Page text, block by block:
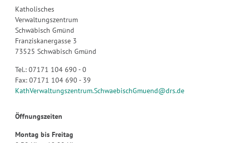
Katholisches
Verwaltungszentrum
Schwäbisch Gmünd
Franziskanergasse 3
73525 Schwäbisch Gmünd
Tel.: 07171 104 690 - 0
Fax: 07171 104 690 - 39
KathVerwaltungszentrum.SchwaebischGmuend@drs.de
Öffnungszeiten
Montag bis Freitag